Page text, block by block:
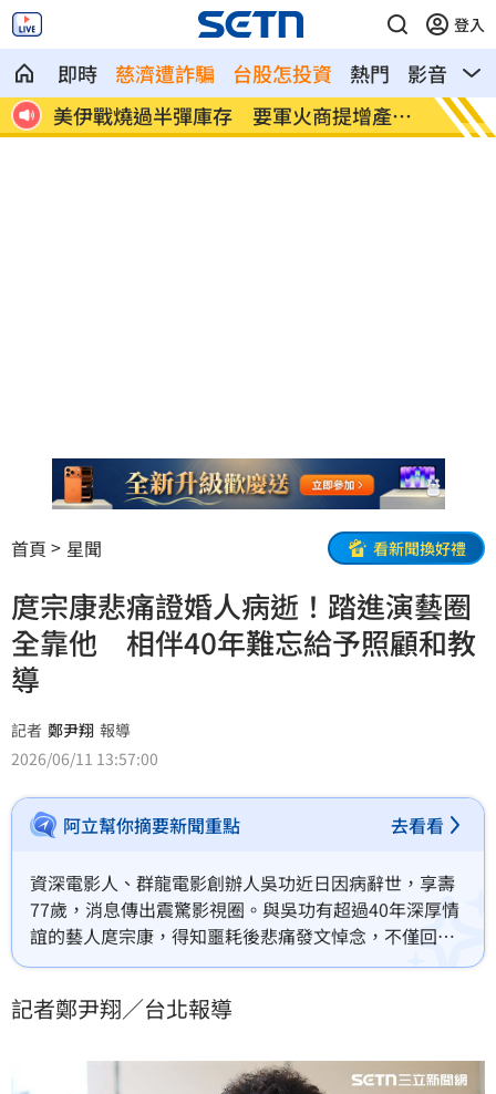
登入
即時 慈濟遭詐騙 台股怎投資 熱門 影音
熱
美伊戰燒過半彈庫存 要軍火商提增產計
畫
處置
首頁 星聞 看新聞換好禮
庹宗康悲痛證婚人病逝！踏進演藝圈
全靠他 相伴40年難忘給予照顧和教
導
記者 鄭尹翔 報導
2026/06/11 13:57:00
阿立幫你摘要新聞重點 去看看
資深電影人、群龍電影創辦人吳功近日因病辭世，享壽
77歲，消息傳出震驚影視圈。與吳功有超過40年深厚情
誼的藝人庹宗康，得知噩耗後悲痛發文悼念，不僅回憶
對方一路提攜自己進入演藝圈，更感謝吳功多年來的照
無法平復震驚與哀傷的心情。
記者鄭尹翔／台北報導